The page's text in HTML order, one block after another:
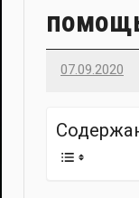
07.09.2020